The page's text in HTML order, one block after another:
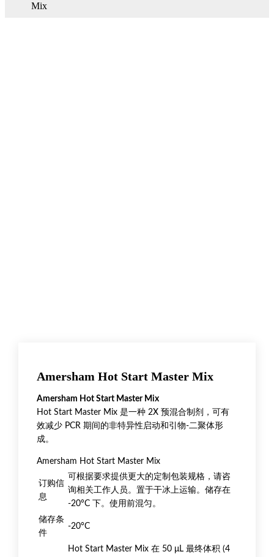
Mix
Amersham Hot Start Master Mix
Amersham Hot Start Master Mix
Hot Start Master Mix 是一种 2X 预混合制剂，可有
效减少 PCR 期间的非特异性启动和引物-二聚体形
成。
Amersham Hot Start Master Mix
订购信
息
可根据要求提供更大的定制包装规格，请咨
询相关工作人员。置于干冰上运输。储存在
-20°C 下。使用前混匀。
储存条
件
-20°C
Hot Start Master Mix 在 50 μL 最终体积 (4